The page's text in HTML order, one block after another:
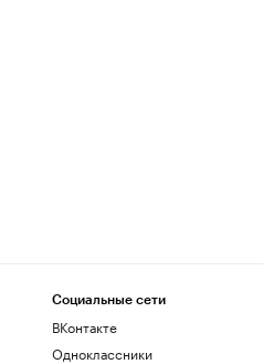
Социальные сети
ВКонтакте
Одноклассники